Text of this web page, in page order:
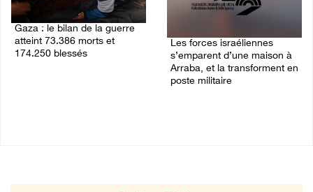
Gaza : le bilan de la guerre
atteint 73.386 morts et
174.250 blessés
Les forces israéliennes
s’emparent d’une maison à
Arraba, et la transforment en
poste militaire